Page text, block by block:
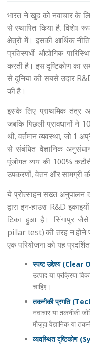
भारत ने खुद को नवाचार के
से स्थापित किया है, विशेष
क्षेत्रों में। इसकी आर्थिक
प्रतिस्पर्धी औद्योगिक
करती है। इस दृष्टिकोण का
से दुनिया की सबसे उदार
की है।
इसके लिए प्राथमिक तंत्र
जबकि पिछली प्रावधानों ने
थी, वर्तमान व्यवस्था, जो 1
से संबंधित वैज्ञानिक
पूंजीगत व्यय की 100%
उपकरणों, वेतन और सामग्री
ये प्रोत्साहन सख्त अनुपालन
द्वारा इन-हाउस R&D
टिका हुआ है। सिंगापुर जैसे
pillar test) की तरह न होने
एक परियोजना को यह
स्पष्ट उद्देश्य
उत्पाद या प्रक्रिया
चाहिए।
तकनीकी प्रगति
नवाचार या तकनीकी
मौजूदा वैज्ञानिक या
व्यवस्थित